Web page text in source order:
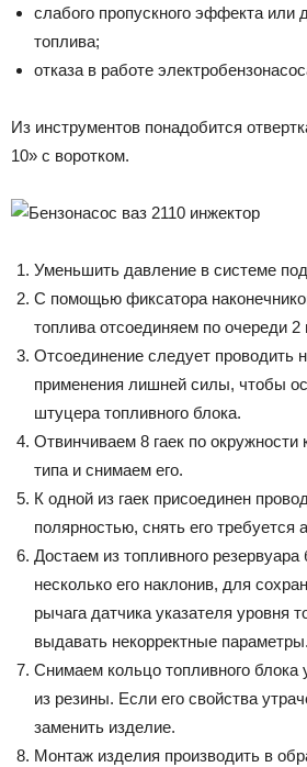
слабого пропускного эффекта или
топлива;
отказа в работе
Из инструментов понадобится
10» с воротком.
Уменьшить давление в системе
С помощью фиксатора
топлива отсоединяем по очереди 2
Отсоединение следует проводить
применения лишней силы, чтобы
штуцера топливного блока.
Отвинчиваем 8 гаек по окружности
типа и снимаем его.
К одной из гаек присоединен
полярностью, снять его требуется
Достаем из топливного резервуара
несколько его наклонив, для
рычага датчика указателя уровня
выдавать некорректные параметры.
Снимаем кольцо топливного блока
из резины. Если его свойства
заменить изделие.
Монтаж изделия производить в